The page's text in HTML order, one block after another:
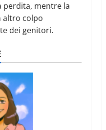
mentre la
altro colpo
dei genitori.